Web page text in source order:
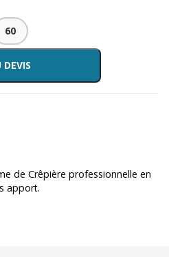
60
de Crêpière professionnelle en
apport.